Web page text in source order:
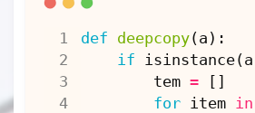
4
def deepcopy(a ):
if
isinstance(a
tem =
[]
for
item in